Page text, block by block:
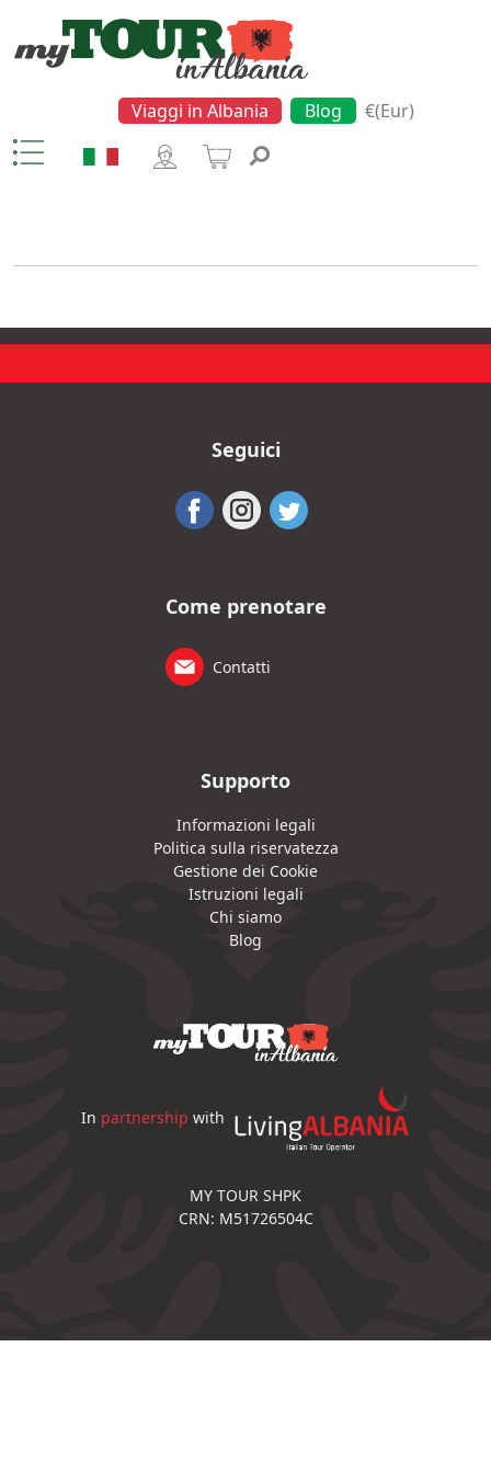
Viaggi in Albania Blog €(Eur)
Seguici
Come prenotare
Contatti
Supporto
Informazioni legali
Politica sulla riservatezza
Gestione dei Cookie
Istruzioni legali
Chi siamo
Blog
In partnership with
MY TOUR SHPK
CRN: M51726504C